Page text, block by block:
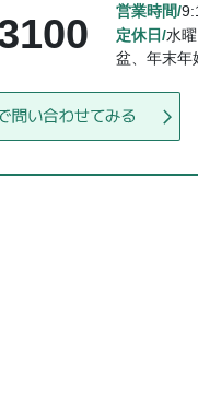
営業時間/
定休日/水
盆、年末年